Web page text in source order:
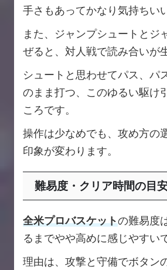
手さもあってかなり気持ちい
また、ジャンプシュートとジ
ぜると、対人戦で読み合いが
シュートと思わせてパス、パ
のまま打つ、このゆるい駆け
ころです。
操作は少なめでも、攻め方の
印象が変わります。
難易度・クリア時間の目
全米プロバスケットの難易度
るまでやや高めに感じやすい
理由は、攻撃と守備でボタン